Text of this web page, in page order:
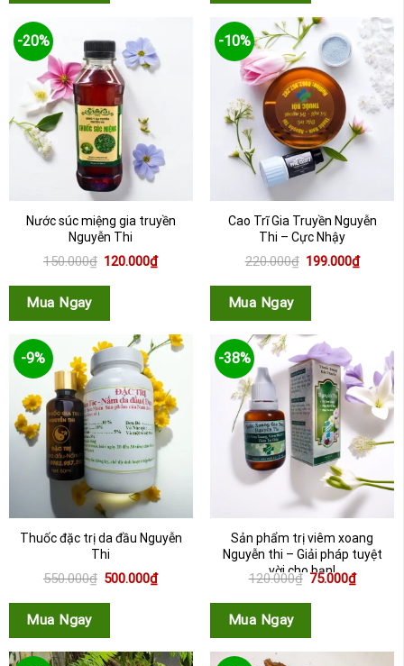
-20%
Nước súc miệng gia truyền
Nguyễn Thi
150.000₫ Giá
là:
120.000₫Giá
hiện
Mua Ngay
-10%
Cao Trĩ Gia Truyền Nguyễn
Thi – Cực Nhậy
220.000₫ Giá
là:
199.000₫Giá
hiện
Mua Ngay
-9%
Thuốc đặc trị da đầu Nguyễn
Thi
550.000₫ Giá
là:
500.000₫Giá
hiện
Mua Ngay
-38%
Sản phẩm trị viêm xoang
Nguyễn thi – Giải pháp tuyệt
vời cho bạn!
120.000₫ Giá
là:
75.000₫Giá
hiện
Mua Ngay